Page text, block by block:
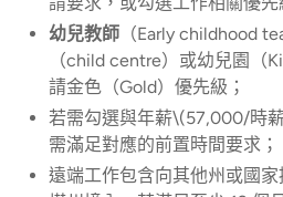
幼兒教師 （Early childhood
（child centre）或幼兒園（
請金色（Gold）優先級；
若需勾選與年薪\(57,000/時
需滿足對應的前置時間要求；
遠端工作包含向其他州或國